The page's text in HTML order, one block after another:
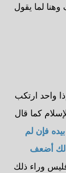
وهنا لما يقول
واحد ارتكب
كما قال
فإن لم
أضعف
وراء ذلك